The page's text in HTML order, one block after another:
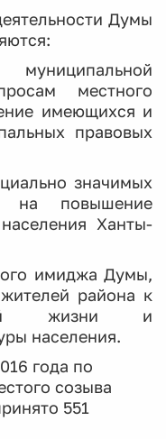
Думы
местного
имеющихся и
правовых
значимых
на повышение
Ханты-
имиджа Думы,
района к
жизни и
населения.
года по
созыва
551